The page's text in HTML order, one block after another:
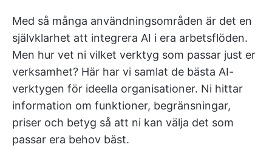
Med så många användningsområden är det en
självklarhet att integrera AI i era arbetsflöden.
Men hur vet ni vilket verktyg som passar just er
verksamhet? Här har vi samlat de bästa AI-
verktygen för ideella organisationer. Ni hittar
information om funktioner, begränsningar,
priser och betyg så att ni kan välja det som
passar era behov bäst.